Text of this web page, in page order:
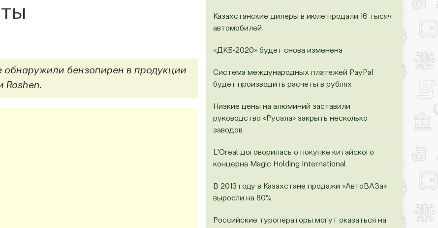
обнаружили бензопирен в продукции
Roshen.
Казахстанские дилеры в июле продали 16 тысяч
автомобилей
«ДКБ-2020» будет снова изменена
Система международных платежей PayPal
будет производить расчеты в рублях
Низкие цены на алюминий заставили
руководство «Русала» закрыть несколько
заводов
L'Oreal договорилась о покупке китайского
концерна Magic Holding International
В 2013 году в Казахстане продажи «АвтоВАЗа»
выросли на 80%
Российские туроператоры могут оказаться на